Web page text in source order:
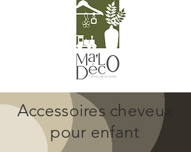
Accessoires cheveux
pour enfant